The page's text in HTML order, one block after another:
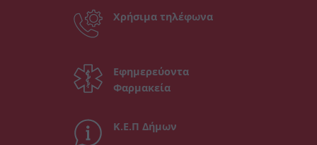
Χρήσιμα τηλέφωνα
Εφημερεύοντα
Φαρμακεία
Κ.Ε.Π Δήμων